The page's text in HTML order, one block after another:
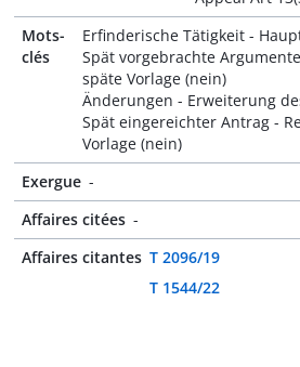
Mots-
clés
Erfinderische Tätigkeit -
Spät vorgebrachte
späte Vorlage (nein)
Änderungen - Erweiterung
Spät eingereichter Antrag -
Vorlage (nein)
Exergue -
Affaires citées -
Affaires citantes T 2096/19
T 1544/22